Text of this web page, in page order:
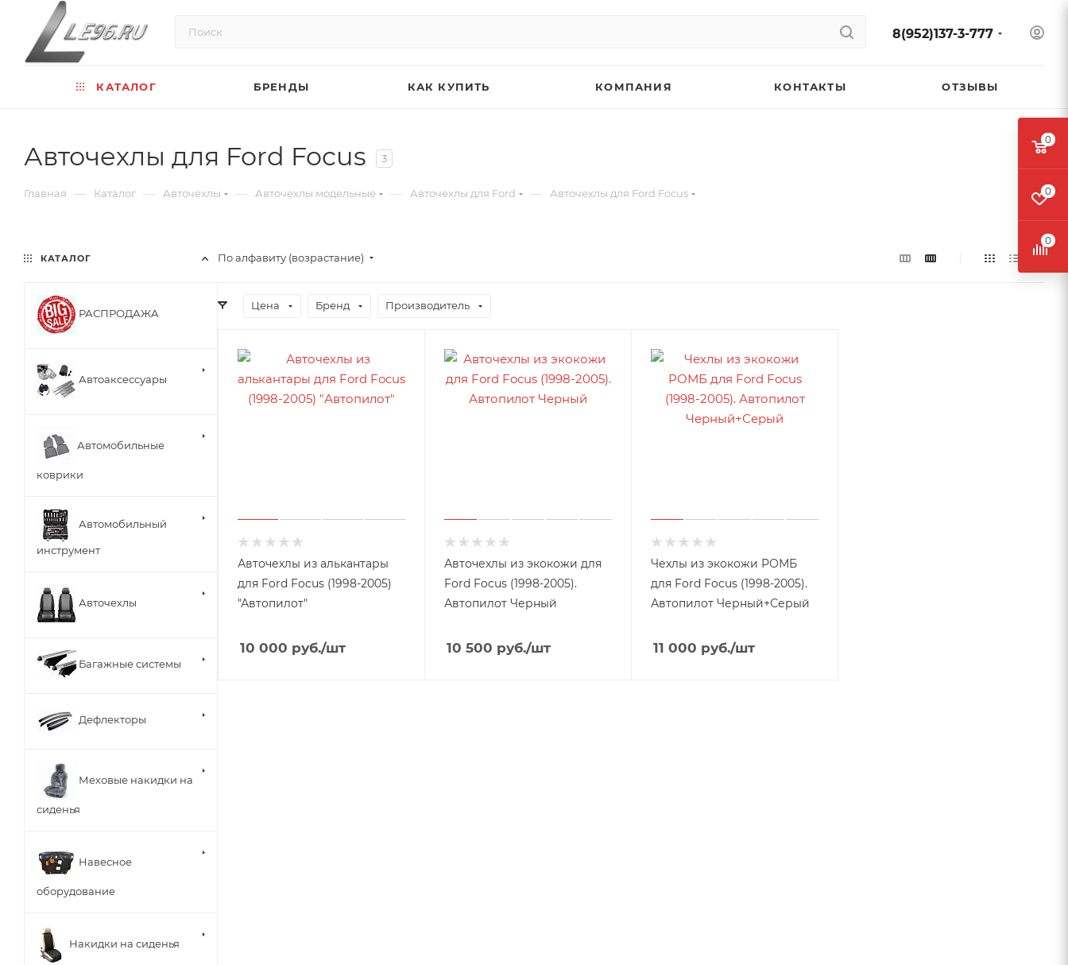
8(952)137-3-777
КАТАЛОГ БРЕНДЫ КАК КУПИТЬ КОМПАНИЯ КОНТАКТЫ ОТЗЫВЫ
Авточехлы для Ford Focus 3
Главная — Каталог — Авточехлы — Авточехлы модельные — Авточехлы для Ford — Авточехлы для Ford Focus
По алфавиту (возрастание)
Цена Бренд Производитель
Авточехлы из алькантары
для Ford Focus (1998-2005)
"Автопилот"
10 000 руб./шт
Авточехлы из экокожи для
Ford Focus (1998-2005).
Автопилот Черный
10 500 руб./шт
Чехлы из экокожи РОМБ
для Ford Focus (1998-2005).
Автопилот Черный+Серый
11 000 руб./шт
КАТАЛОГ
РАСПРОДАЖА
Автоаксессуары
Автомобильные
коврики
Автомобильный
инструмент
Авточехлы
Багажные системы
Дефлекторы
Меховые накидки на
сиденья
Навесное
оборудование
Накидки на сиденья
0
0
0